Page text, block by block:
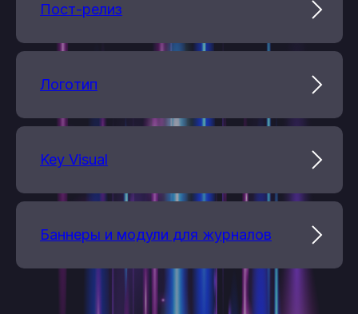
Пост-релиз
Логотип
Key Visual
Баннеры и модули для журналов